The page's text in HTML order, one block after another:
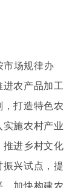
市场规律办
农产品加工
，打造特色农
实施农村产业
推进乡村文化
兴试点，提